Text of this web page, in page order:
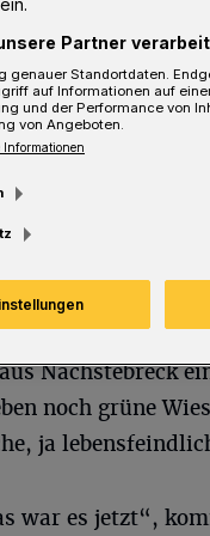
„Hotspot“
und
Friedhof
Nächstebreck
noch grüne
ja
war es jetzt“,
Partner
genauer Standortdaten.
auf Informationen auf
und der Performance von
von Angeboten.